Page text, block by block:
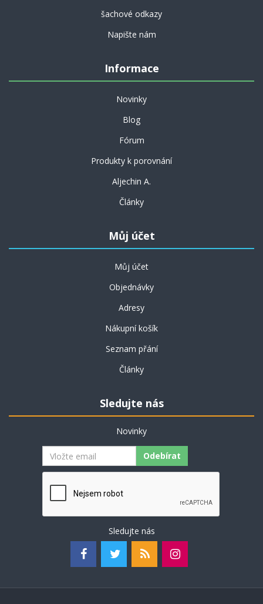
šachové odkazy
Napište nám
Informace
Novinky
Blog
Fórum
Produkty k porovnání
Aljechin A.
Články
Můj účet
Můj účet
Objednávky
Adresy
Nákupní košík
Seznam přání
Články
Sledujte nás
Novinky
Odebírat
Sledujte nás